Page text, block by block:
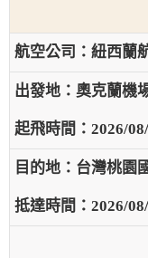
紐西蘭
奧克蘭機
2026/
台灣桃園
2026/